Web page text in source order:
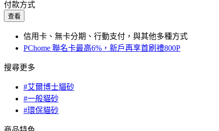
付款方式
查看
信用卡、無卡分期、行動支付，與其他多種方式
PChome 聯名卡最高6%，新戶再享首刷禮800P
搜尋更多
#艾爾博士貓砂
#一般貓砂
#環保貓砂